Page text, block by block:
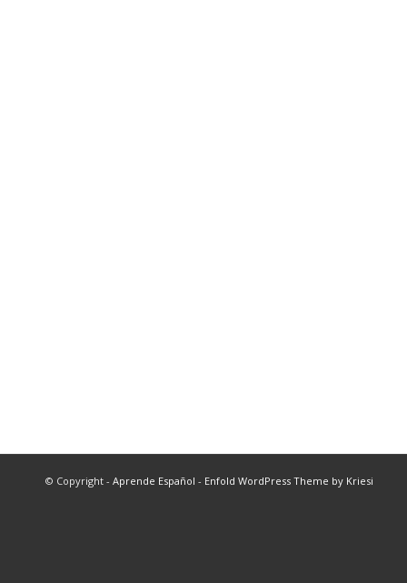
© Copyright - Aprende Español - Enfold WordPress Theme by Kriesi